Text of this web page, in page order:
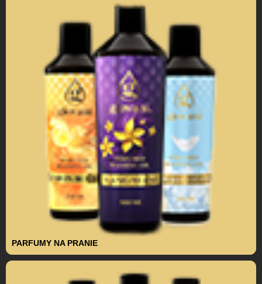
PARFUMY NA PRANIE